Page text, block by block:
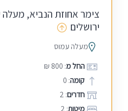
צימר אחוזת הנביא, מעלה
ירושלים
מעלה עמוס
החל מ: 800 ₪
קומה: 0
חדרים: 2
מיטות: 2